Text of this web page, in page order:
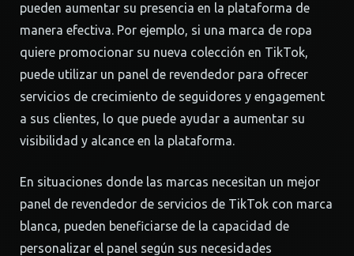
pueden aumentar su presencia en la plataforma de
manera efectiva. Por ejemplo, si una marca de ropa
quiere promocionar su nueva colección en TikTok,
puede utilizar un panel de revendedor para ofrecer
servicios de crecimiento de seguidores y engagement
a sus clientes, lo que puede ayudar a aumentar su
visibilidad y alcance en la plataforma.
En situaciones donde las marcas necesitan un mejor
panel de revendedor de servicios de TikTok con marca
blanca, pueden beneficiarse de la capacidad de
personalizar el panel según sus necesidades